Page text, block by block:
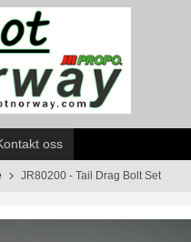
oss
JR80200 - Tail Drag Bolt Set